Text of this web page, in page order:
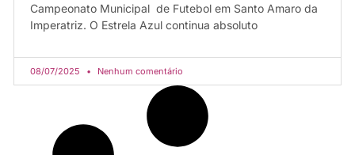
Campeonato Municipal de Futebol em Santo Amaro da
Imperatriz. O Estrela Azul continua absoluto
08/07/2025 Nenhum comentário